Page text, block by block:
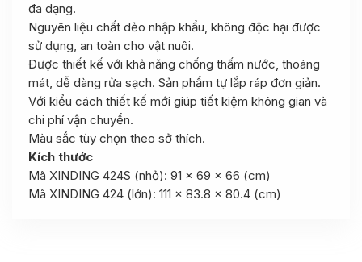
đa dạng.
Nguyên liệu chất dẻo nhập khẩu, không độc hại được
sử dụng, an toàn cho vật nuôi.
Được thiết kế với khả năng chống thấm nước, thoáng
mát, dễ dàng rửa sạch. Sản phẩm tự lắp ráp đơn giản.
Với kiểu cách thiết kế mới giúp tiết kiệm không gian và
chi phí vận chuyển.
Màu sắc tùy chọn theo sở thích.
Kích thước
Mã XINDING 424S (nhỏ): 91 x 69 x 66 (cm)
Mã XINDING 424 (lớn): 111 x 83.8 x 80.4 (cm)